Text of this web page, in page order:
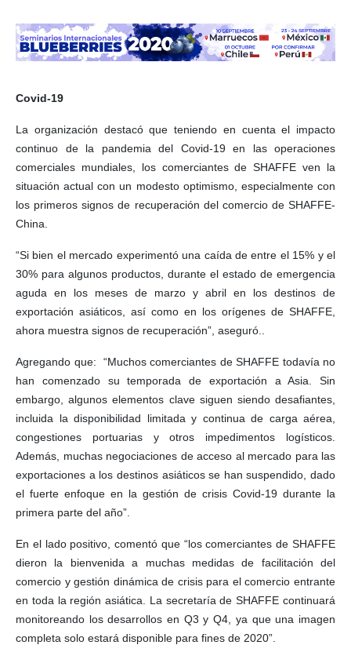
Covid-19
La organización destacó que teniendo en cuenta el impacto
continuo de la pandemia del Covid-19 en las operaciones
comerciales mundiales, los comerciantes de SHAFFE ven la
situación actual con un modesto optimismo, especialmente con
los primeros signos de recuperación del comercio de SHAFFE-
China.
“Si bien el mercado experimentó una caída de entre el 15% y el
30% para algunos productos, durante el estado de emergencia
aguda en los meses de marzo y abril en los destinos de
exportación asiáticos, así como en los orígenes de SHAFFE,
ahora muestra signos de recuperación”, aseguró..
Agregando que: “Muchos comerciantes de SHAFFE todavía no
han comenzado su temporada de exportación a Asia. Sin
embargo, algunos elementos clave siguen siendo desafiantes,
incluida la disponibilidad limitada y continua de carga aérea,
congestiones portuarias y otros impedimentos logísticos.
Además, muchas negociaciones de acceso al mercado para las
exportaciones a los destinos asiáticos se han suspendido, dado
el fuerte enfoque en la gestión de crisis Covid-19 durante la
primera parte del año”.
En el lado positivo, comentó que “los comerciantes de SHAFFE
dieron la bienvenida a muchas medidas de facilitación del
comercio y gestión dinámica de crisis para el comercio entrante
en toda la región asiática. La secretaría de SHAFFE continuará
monitoreando los desarrollos en Q3 y Q4, ya que una imagen
completa solo estará disponible para fines de 2020”.